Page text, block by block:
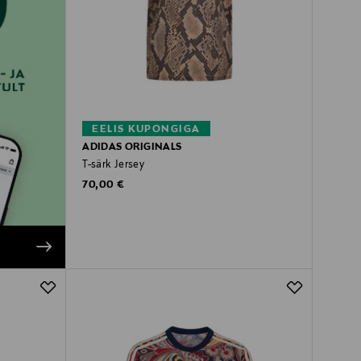
EELIS KUPONGIGA
ADIDAS ORIGINALS
T-särk Jersey
Original Price
70,00 €